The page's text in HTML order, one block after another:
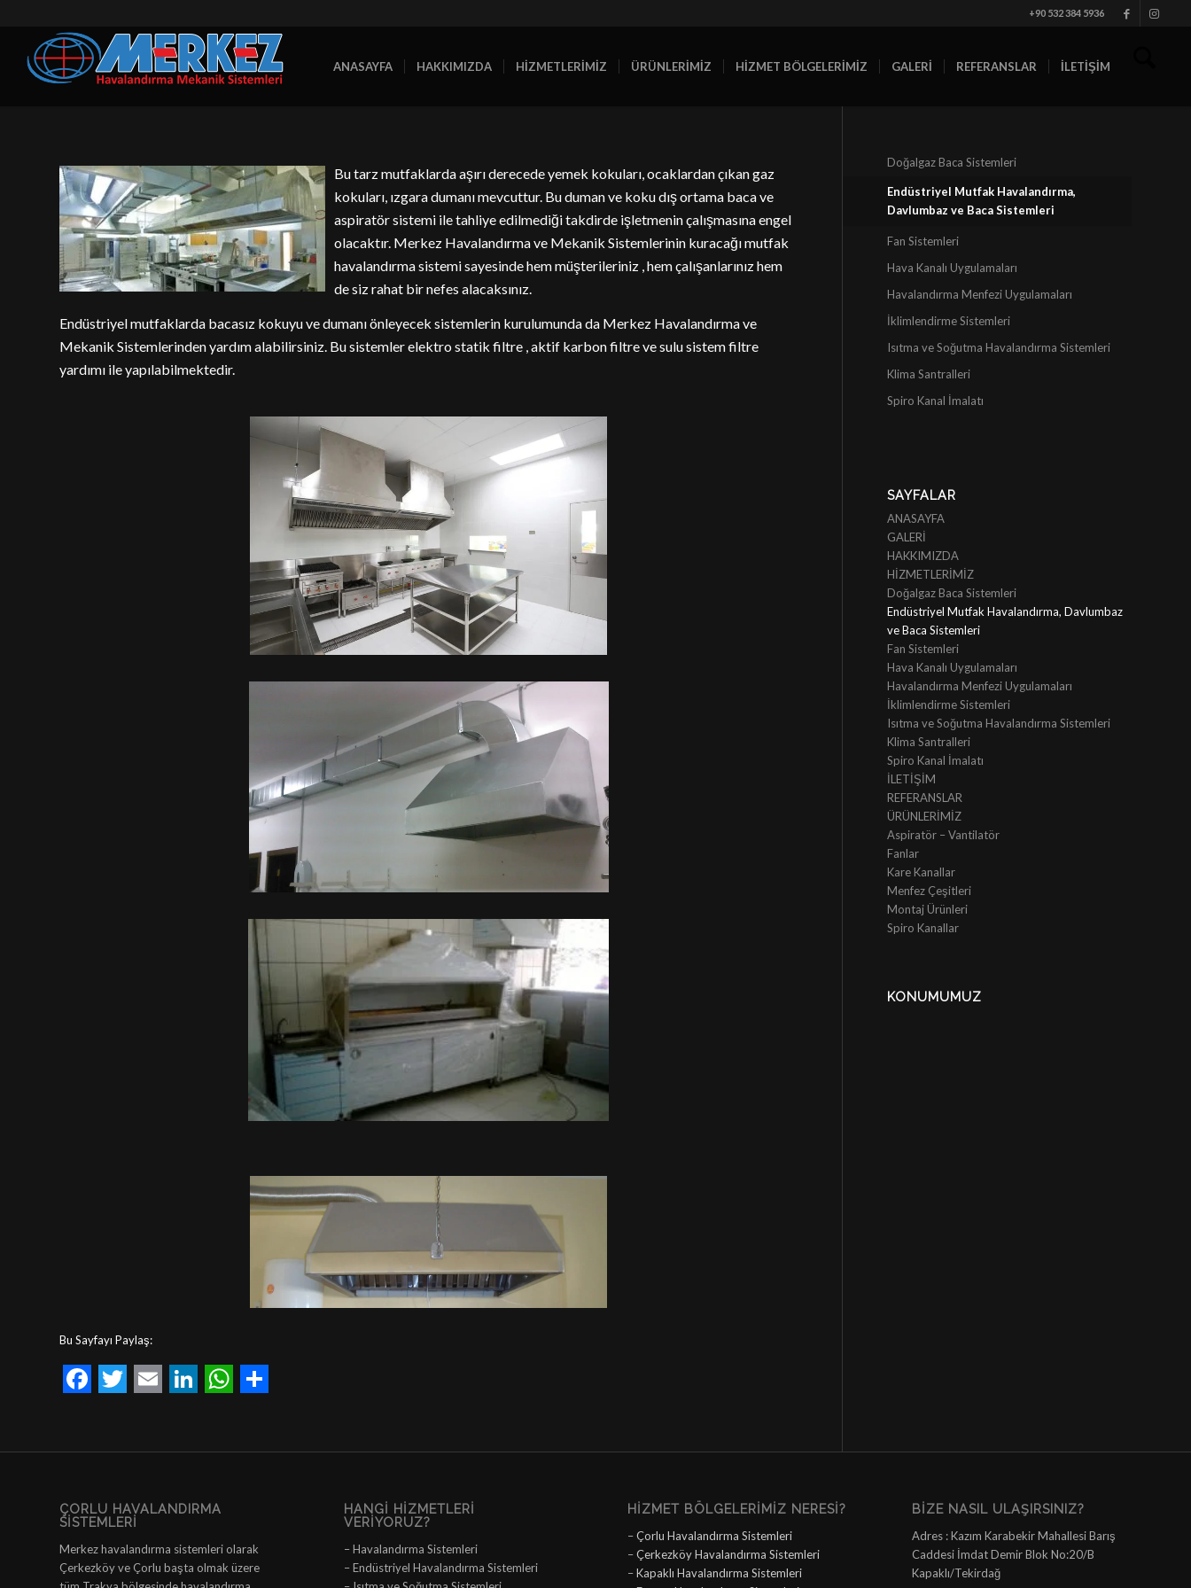
+90 532 384 5936
ANASAYFA HAKKIMIZDA HİZMETLERİMİZ ÜRÜNLERİMİZ HİZMET BÖLGELERİMİZ GALERİ REFERANSLAR İLETİŞİM
Bu tarz mutfaklarda aşırı derecede yemek kokuları, ocaklardan çıkan gaz
kokuları, ızgara dumanı mevcuttur. Bu duman ve koku dış ortama baca ve
aspiratör sistemi ile tahliye edilmediği takdirde işletmenin çalışmasına engel
olacaktır. Merkez Havalandırma ve Mekanik Sistemlerinin kuracağı mutfak
havalandırma sistemi sayesinde hem müşterileriniz , hem çalışanlarınız hem
de siz rahat bir nefes alacaksınız.
Endüstriyel mutfaklarda bacasız kokuyu ve dumanı önleyecek sistemlerin kurulumunda da Merkez Havalandırma ve
Mekanik Sistemlerinden yardım alabilirsiniz. Bu sistemler elektro statik filtre , aktif karbon filtre ve sulu sistem filtre
yardımı ile yapılabilmektedir.
Bu Sayfayı Paylaş:
Doğalgaz Baca Sistemleri
Endüstriyel Mutfak Havalandırma,
Davlumbaz ve Baca Sistemleri
Fan Sistemleri
Hava Kanalı Uygulamaları
Havalandırma Menfezi Uygulamaları
İklimlendirme Sistemleri
Isıtma ve Soğutma Havalandırma Sistemleri
Klima Santralleri
Spiro Kanal İmalatı
SAYFALAR
ANASAYFA
GALERİ
HAKKIMIZDA
HİZMETLERİMİZ
Doğalgaz Baca Sistemleri
Endüstriyel Mutfak Havalandırma, Davlumbaz
ve Baca Sistemleri
Fan Sistemleri
Hava Kanalı Uygulamaları
Havalandırma Menfezi Uygulamaları
İklimlendirme Sistemleri
Isıtma ve Soğutma Havalandırma Sistemleri
Klima Santralleri
Spiro Kanal İmalatı
İLETİŞİM
REFERANSLAR
ÜRÜNLERİMİZ
Aspiratör – Vantilatör
Fanlar
Kare Kanallar
Menfez Çeşitleri
Montaj Ürünleri
Spiro Kanallar
KONUMUMUZ
ÇORLU HAVALANDIRMA
SISTEMLERI
Merkez havalandırma sistemleri olarak
Çerkezköy ve Çorlu başta olmak üzere
HANGI HIZMETLERI
VERIYORUZ?
– Havalandırma Sistemleri
– Endüstriyel Havalandırma Sistemleri
HIZMET BÖLGELERIMIZ NERESI?
–Çorlu Havalandırma Sistemleri
–Çerkezköy Havalandırma Sistemleri
–Kapaklı Havalandırma Sistemleri
BIZE NASIL ULAŞIRSINIZ?
Adres : Kazım Karabekir Mahallesi Barış
Caddesi İmdat Demir Blok No:20/B
Kapaklı/Tekirdağ